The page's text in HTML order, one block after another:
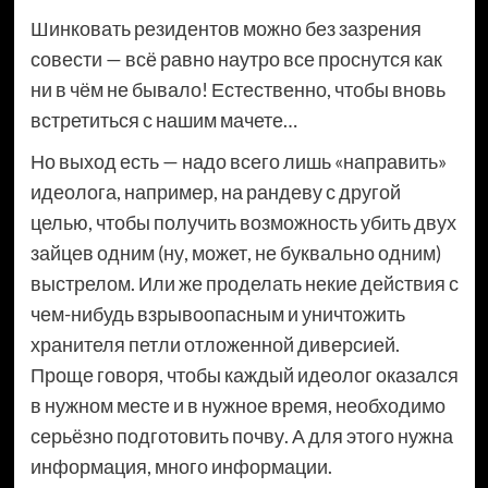
Шинковать резидентов можно без зазрения
совести — всё равно наутро все проснутся как
ни в чём не бывало! Естественно, чтобы вновь
встретиться с нашим мачете…
Но выход есть — надо всего лишь «направить»
идеолога, например, на рандеву с другой
целью, чтобы получить возможность убить двух
зайцев одним (ну, может, не буквально одним)
выстрелом. Или же проделать некие действия с
чем-нибудь взрывоопасным и уничтожить
хранителя петли отложенной диверсией.
Проще говоря, чтобы каждый идеолог оказался
в нужном месте и в нужное время, необходимо
серьёзно подготовить почву. А для этого нужна
информация, много информации.